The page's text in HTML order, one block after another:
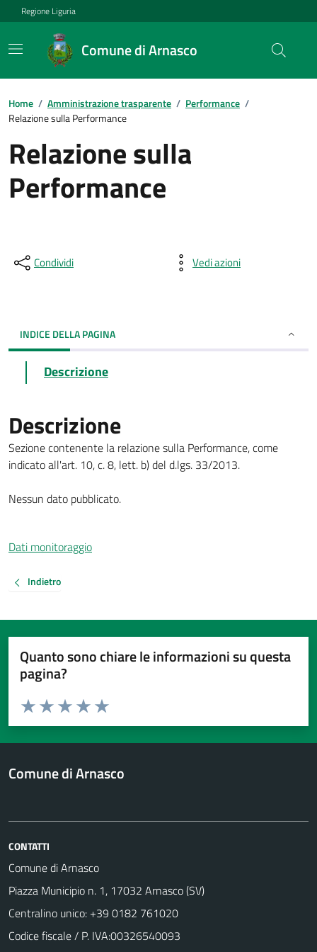
Regione Liguria
Comune di Arnasco
Home / Amministrazione trasparente / Performance /
Relazione sulla Performance
Relazione sulla
Performance
Condividi Vedi azioni
INDICE DELLA PAGINA
Descrizione
Descrizione
Sezione contenente la relazione sulla Performance, come
indicato all'art. 10, c. 8, lett. b) del d.lgs. 33/2013.
Nessun dato pubblicato.
Dati monitoraggio
Indietro
Quanto sono chiare le informazioni su questa
pagina?
Valuta da 1 a 5 stelle la pagina
Valuta 5 stelle su 5
Valuta 4 stelle su 5
Valuta 3 stelle su 5
Valuta 2 stelle su 5
Valuta 1 stelle su 5
Comune di Arnasco
CONTATTI
Comune di Arnasco
Piazza Municipio n. 1, 17032 Arnasco (SV)
Centralino unico: +39 0182 761020
Codice fiscale / P. IVA:00326540093